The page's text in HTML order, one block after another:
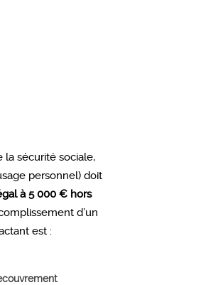
la sécurité sociale,
personnel) doit
à 5 000 € hors
d’un
est :